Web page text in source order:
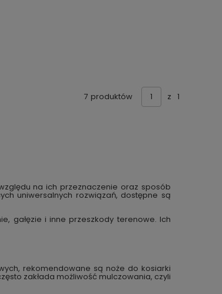
7 produktów z 1
na ich przeznaczenie oraz sposób
uniwersalnych rozwiązań, dostępne są
gałęzie i inne przeszkody terenowe. Ich
rekomendowane są noże do kosiarki
zakłada możliwość mulczowania, czyli